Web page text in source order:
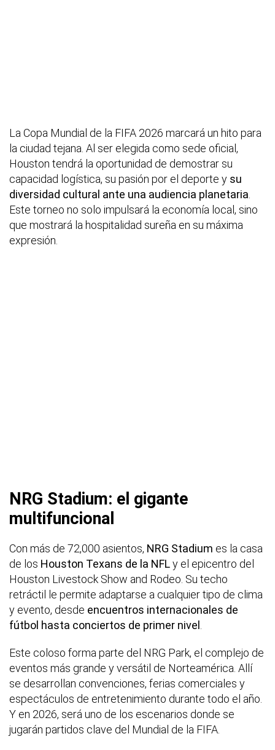
La Copa Mundial de la FIFA 2026 marcará un hito para
la ciudad tejana. Al ser elegida como sede oficial,
Houston tendrá la oportunidad de demostrar su
capacidad logística, su pasión por el deporte y su
diversidad cultural ante una audiencia planetaria
Este torneo no solo impulsará la economía local, sino
que mostrará la hospitalidad sureña en su máxima
expresión.
NRG Stadium: el gigante
multifuncional
Con más de 72,000 asientos, NRG Stadium es la casa
de los Houston Texans de la NFLy el epicentro del
Houston Livestock Show and Rodeo. Su techo
retráctil le permite adaptarse a cualquier tipo de clima
y evento, desde encuentros internacionales de
fútbol hasta conciertos de primer nivel
Este coloso forma parte del NRG Park, el complejo de
eventos más grande y versátil de Norteamérica. Allí
se desarrollan convenciones, ferias comerciales y
espectáculos de entretenimiento durante todo el año.
Y en 2026, será uno de los escenarios donde se
jugarán partidos clave del Mundial de la FIFA.